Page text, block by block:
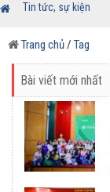
Tin tức, sự kiện
Trang chủ/ Tag
Bài viết mới nhất